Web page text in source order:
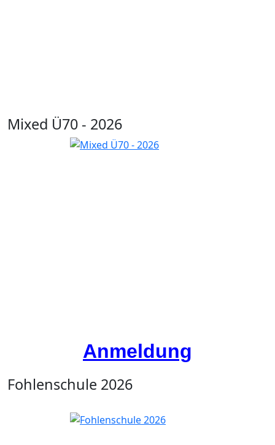
Mixed Ü70 - 2026
Anmeldung
Fohlenschule 2026